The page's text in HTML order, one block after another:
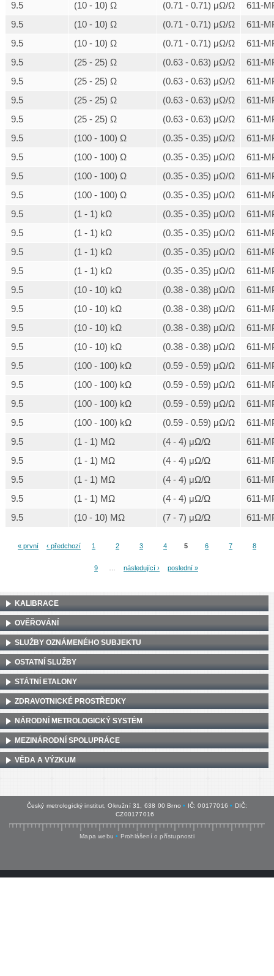
9.5
(10 - 10) Ω (0.71 - 0.71) μΩ/Ω
611-
9.5
(10 - 10) Ω (0.71 - 0.71) μΩ/Ω
611-
9.5
(10 - 10) Ω (0.71 - 0.71) μΩ/Ω
611-
9.5
(25 - 25) Ω (0.63 - 0.63) μΩ/Ω
611-
9.5
(25 - 25) Ω (0.63 - 0.63) μΩ/Ω
611-
9.5
(25 - 25) Ω (0.63 - 0.63) μΩ/Ω
611-
9.5
(25 - 25) Ω (0.63 - 0.63) μΩ/Ω
611-
9.5
(100 - 100) Ω (0.35 - 0.35) μΩ/Ω
611-
9.5
(100 - 100) Ω (0.35 - 0.35) μΩ/Ω
611-
9.5
(100 - 100) Ω (0.35 - 0.35) μΩ/Ω
611-
9.5
(100 - 100) Ω (0.35 - 0.35) μΩ/Ω
611-
9.5
(1 - 1) kΩ (0.35 - 0.35) μΩ/Ω
611-
9.5
(1 - 1) kΩ (0.35 - 0.35) μΩ/Ω
611-
9.5
(1 - 1) kΩ (0.35 - 0.35) μΩ/Ω
611-
9.5
(1 - 1) kΩ (0.35 - 0.35) μΩ/Ω
611-
9.5
(10 - 10) kΩ (0.38 - 0.38) μΩ/Ω
611-
9.5
(10 - 10) kΩ (0.38 - 0.38) μΩ/Ω
611-
9.5
(10 - 10) kΩ (0.38 - 0.38) μΩ/Ω
611-
9.5
(10 - 10) kΩ (0.38 - 0.38) μΩ/Ω
611-
9.5
(100 - 100) kΩ (0.59 - 0.59) μΩ/Ω
611-
9.5
(100 - 100) kΩ (0.59 - 0.59) μΩ/Ω
611-
9.5
(100 - 100) kΩ (0.59 - 0.59) μΩ/Ω
611-
9.5
(100 - 100) kΩ (0.59 - 0.59) μΩ/Ω
611-
9.5
(1 - 1) MΩ (4 - 4) μΩ/Ω
611-
9.5
(1 - 1) MΩ (4 - 4) μΩ/Ω
611-
9.5
(1 - 1) MΩ (4 - 4) μΩ/Ω
611-
9.5
(1 - 1) MΩ (4 - 4) μΩ/Ω
611-
9.5
(10 - 10) MΩ (7 - 7) μΩ/Ω 611-
Stránky
« první ‹ předchozí 1 2 3 4 5 6 7 8
9 následující › poslední »
KALIBRACE
OVĚŘOVÁNÍ
SLUŽBY OZNÁMENÉHO SUBJEKTU
OSTATNÍ SLUŽBY
STÁTNÍ ETALONY
ZDRAVOTNICKÉ PROSTŘEDKY
NÁRODNÍ METROLOGICKÝ SYSTÉM
MEZINÁRODNÍ SPOLUPRÁCE
VĚDA A VÝZKUM
Český metrologický institut, Okružní 31, 638 00 Brno • IČ: 00177016 • DIČ:
CZ00177016
Mapa webu • Prohlášení o přístupnosti